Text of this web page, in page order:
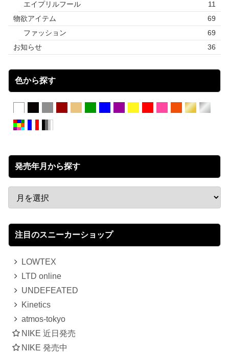
エイプリルフール
11
物欲アイテム
69
ファッション
69
お知らせ
36
色から探す
発売年月から探す
注目のスニーカーショップ
LOWTEX
LTD online
UNDEFEATED
Kinetics
atmos-tokyo
NIKE 近日発売
NIKE 発売中